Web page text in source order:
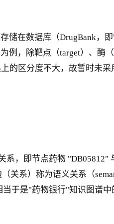
储在数据库（DrugBank，
，除靶点（target）、酶（
的区分度不大，故暂时未
，即节点药物 "DB05812"
关系）称为语义关系（
于是"药物银行"知识图谱中